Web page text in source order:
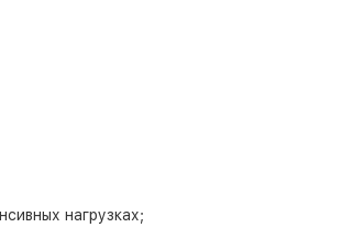
нагрузках;